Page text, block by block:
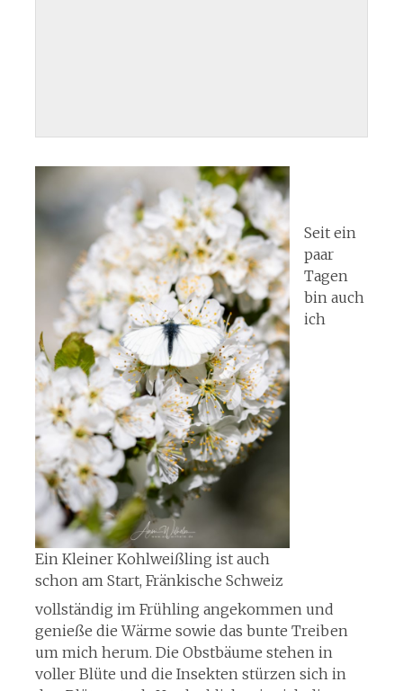
Ein Kleiner Kohlweißling ist auch
schon am Start, Fränkische Schweiz
Seit ein
paar
Tagen
bin auch
ich
vollständig im Frühling angekommen und
genieße die Wärme sowie das bunte Treiben
um mich herum. Die Obstbäume stehen in
voller Blüte und die Insekten stürzen sich in